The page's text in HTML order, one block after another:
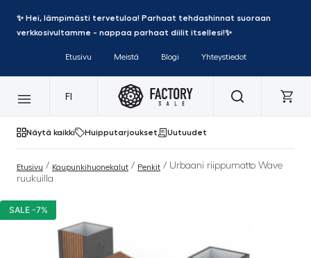
✨ Hei, lämpimästi tervetuloa! Parhaat tehdashinnat suoraan
verkkosivultamme - nappaa parhaat diilit itsellesi!✨
Etusivu Meistä Blogi Yhteystiedot
FI
Näytä kaikki Huipputarjoukset Uutuudet
Etusivu / Kaupunkihuonekalut / Penkit / Urbaani riippumatto Wave
ruukuilla
SALE -7%